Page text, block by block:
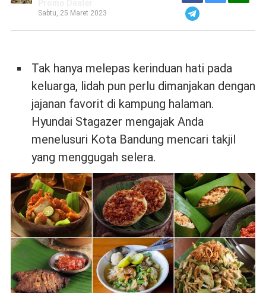
Sabtu, 25 Maret 2023
Tak hanya melepas kerinduan hati pada
keluarga, lidah pun perlu dimanjakan dengan
jajanan favorit di kampung halaman.
Hyundai Stagazer mengajak Anda
menelusuri Kota Bandung mencari takjil
yang menggugah selera.